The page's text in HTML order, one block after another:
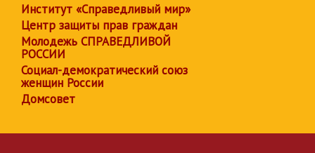
Институт «Справедливый мир»
Центр защиты прав граждан
Молодежь СПРАВЕДЛИВОЙ
РОССИИ
Социал-демократический союз
женщин России
Домсовет